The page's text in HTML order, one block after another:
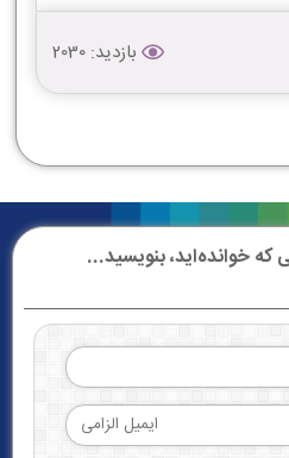
بازدید: 2030
که خوانده‌اید، بنویسید...